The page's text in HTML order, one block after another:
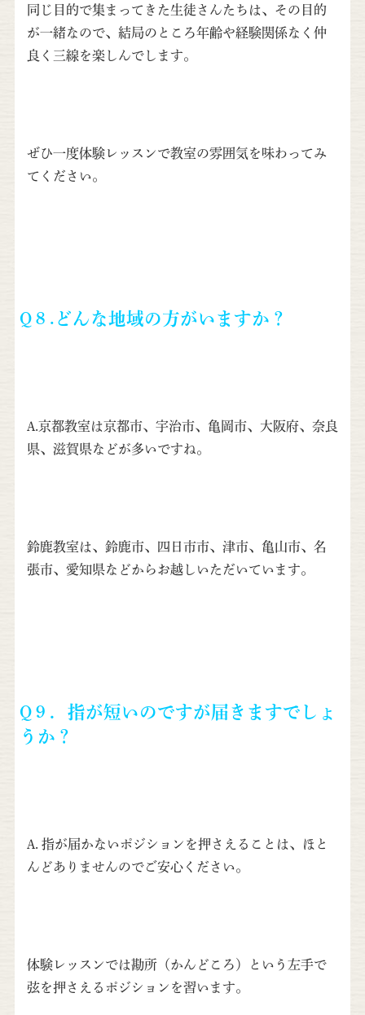
同じ目的で集まってきた生徒さんたちは、その目的
が一緒なので、結局のところ年齢や経験関係なく仲
良く三線を楽しんでします。
ぜひ一度体験レッスンで教室の雰囲気を味わってみ
てください。
Q８. どんな地域の方がいますか？
A.京都教室は京都市、宇治市、亀岡市、大阪府、奈良
県、滋賀県などが多いですね。
鈴鹿教室は、鈴鹿市、四日市市、津市、亀山市、名
張市、愛知県などからお越しいただいています。
Q９．指が短いのですが届きますでしょ
うか？
A. 指が届かないポジションを押さえることは、ほと
んどありませんのでご安心ください。
体験レッスンでは勘所（かんどころ）という左手で
弦を押さえるポジションを習います。